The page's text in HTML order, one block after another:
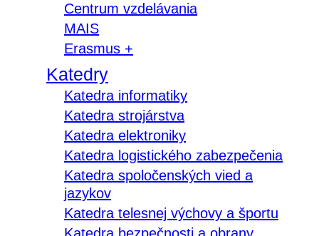
Centrum vzdelávania
MAIS
Erasmus +
Katedry
Katedra informatiky
Katedra strojárstva
Katedra elektroniky
Katedra logistického zabezpečenia
Katedra spoločenských vied a
jazykov
Katedra telesnej výchovy a športu